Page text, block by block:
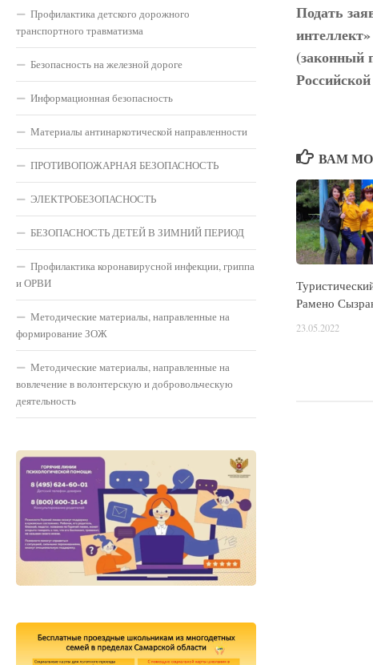
Подать
(законный
ВАМ
Рамено
23.05.2022
Профилактика детского дорожного
транспортного травматизма
Безопасность на железной дороге
Информационная безопасность
Материалы антинаркотической направленности
ПРОТИВОПОЖАРНАЯ БЕЗОПАСНОСТЬ
ЭЛЕКТРОБЕЗОПАСНОСТЬ
БЕЗОПАСНОСТЬ ДЕТЕЙ В ЗИМНИЙ ПЕРИОД
Профилактика коронавирусной инфекции, гриппа
и ОРВИ
Методические материалы, направленные на
формирование ЗОЖ
Методические материалы, направленные на
вовлечение в волонтерскую и добровольческую
деятельность